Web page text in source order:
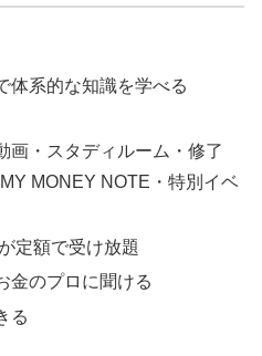
体系的な知識を学べる
画・スタディルーム・修了
MONEY NOTE・特別イベ
定額で受け放題
金のプロに聞ける
る